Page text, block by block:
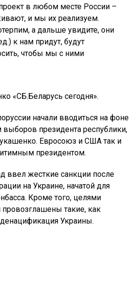
в любом месте России –
и мы их реализуем.
а дальше увидите, они
к нам придут, будут
чтобы мы с ними
«СБ.Беларусь сегодня».
начали вводиться на фоне
выборов президента республики,
Евросоюз и США так и
президентом.
ввел жесткие санкции после
на Украине, начатой для
Кроме того, целями
такие, как
Украины.